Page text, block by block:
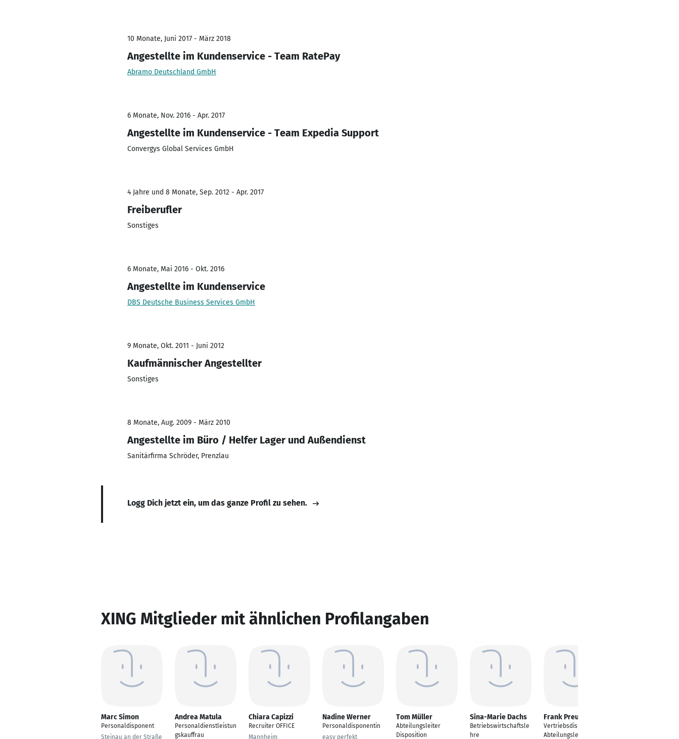
10 Monate, Juni 2017 - März 2018
Angestellte im Kundenservice - Team RatePay
Abramo Deutschland GmbH
6 Monate, Nov. 2016 - Apr. 2017
Angestellte im Kundenservice - Team Expedia Support
Convergys Global Services GmbH
4 Jahre und 8 Monate, Sep. 2012 - Apr. 2017
Freiberufler
Sonstiges
6 Monate, Mai 2016 - Okt. 2016
Angestellte im Kundenservice
DBS Deutsche Business Services GmbH
9 Monate, Okt. 2011 - Juni 2012
Kaufmännischer Angestellter
Sonstiges
8 Monate, Aug. 2009 - März 2010
Angestellte im Büro / Helfer Lager und Außendienst
Sanitärfirma Schröder, Prenzlau
Logg Dich jetzt ein, um das ganze Profil zu sehen.
XING Mitglieder mit ähnlichen Profilangaben
Marc Simon
Personaldisponent
Steinau an der Straße
Andrea Matula
Personaldienstleistun
gskauffrau
Chiara Capizzi
Recruiter OFFICE
Mannheim
Nadine Werner
Personaldisponentin
easy perfekt
Tom Müller
Abteilungsleiter
Disposition
Sina-Marie Dachs
Betriebswirtschaftsle
hre
Frank Preuß
Vertriebsdisponent -
Abteilungsleiter